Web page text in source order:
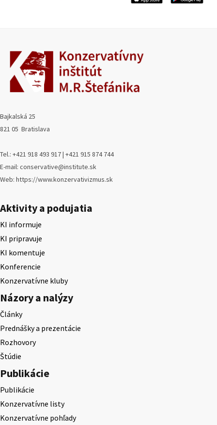
Bajkalská 25
821 05 Bratislava
Tel.: +421 918 493 917 | +421 915 874 744
E-mail: conservative@institute.sk
Web: https://www.konzervativizmus.sk
Aktivity a podujatia
KI informuje
KI pripravuje
KI komentuje
Konferencie
Konzervatívne kluby
Názory a nalýzy
Články
Prednášky a prezentácie
Rozhovory
Štúdie
Publikácie
Publikácie
Konzervatívne listy
Konzervatívne pohľady